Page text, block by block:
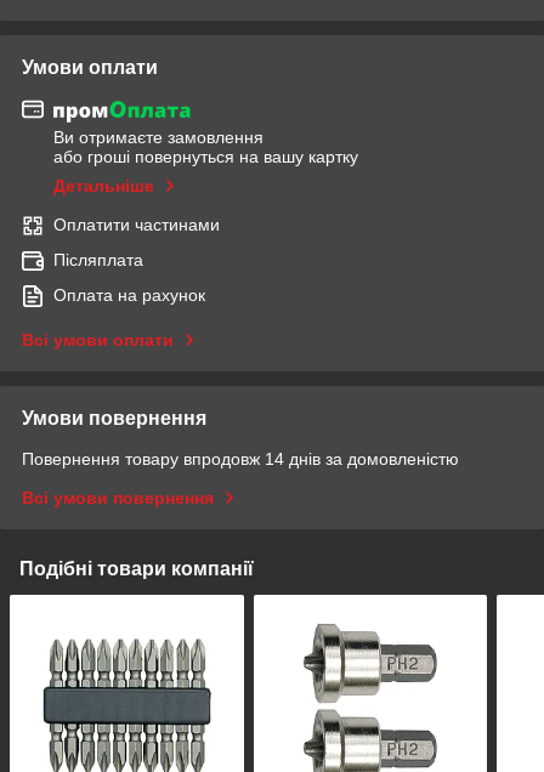
Умови оплати
Ви отримаєте замовлення
або гроші повернуться на вашу картку
Детальніше
Оплатити частинами
Післяплата
Оплата на рахунок
Всі умови оплати
Умови повернення
Повернення товару впродовж 14 днів за домовленістю
Всі умови повернення
Подібні товари компанії